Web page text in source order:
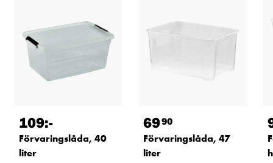
109:-
Förvaringslåda, 40
liter
6990
Förvaringslåda, 47
liter